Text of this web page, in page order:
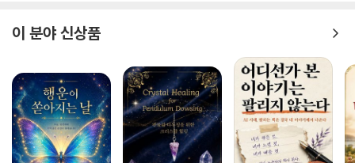
이 분야 신상품